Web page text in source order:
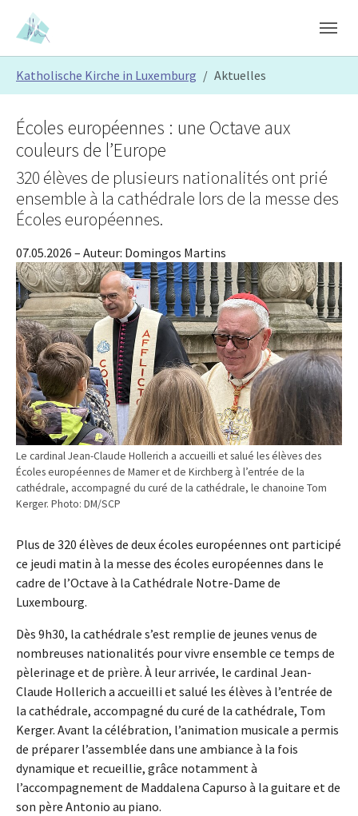
Skip to main content
Skip to page footer
Katholische Kirche in Luxemburg Aktuelles
Le cardinal Jean-Claude Hollerich a accueilli et salué les élèves des
Écoles européennes de Mamer et de Kirchberg à l’entrée de la
cathédrale, accompagné du curé de la cathédrale, le chanoine Tom
Kerger. Photo: DM/SCP
Écoles européennes : une Octave aux
couleurs de l’Europe
320 élèves de plusieurs nationalités ont prié
ensemble à la cathédrale lors de la messe des
Écoles européennes.
07.05.2026 – Auteur: Domingos Martins
Plus de 320 élèves de deux écoles européennes ont participé
ce jeudi matin à la messe des écoles européennes dans le
cadre de l’Octave à la Cathédrale Notre-Dame de
Luxembourg.
Dès 9h30, la cathédrale s’est remplie de jeunes venus de
nombreuses nationalités pour vivre ensemble ce temps de
pèlerinage et de prière. À leur arrivée, le cardinal Jean-
Claude Hollerich a accueilli et salué les élèves à l’entrée de
la cathédrale, accompagné du curé de la cathédrale, Tom
Kerger. Avant la célébration, l’animation musicale a permis
de préparer l’assemblée dans une ambiance à la fois
dynamique et recueillie, grâce notamment à
l’accompagnement de Maddalena Capurso à la guitare et de
son père Antonio au piano.